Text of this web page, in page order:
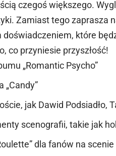
czegoś większego.
Zamiast tego zaprasza
które
co przyniesie przyszłość!
„Romantic Psycho”
„Candy”
jak Dawid Podsiadło,
scenografii, takie jak
dla fanów na scenie